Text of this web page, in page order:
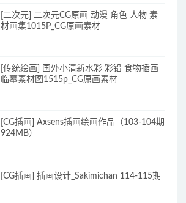
[二次元] 二次元CG原画 动漫 角色 人物 素
材画集1015P_CG原画素材
[传统绘画] 国外小清新水彩 彩铅 食物插画
临摹素材图1515p_CG原画素材
[CG插画] Axsens插画绘画作品（103-104期
924MB）
[CG插画] 插画设计_Sakimichan 114-115期